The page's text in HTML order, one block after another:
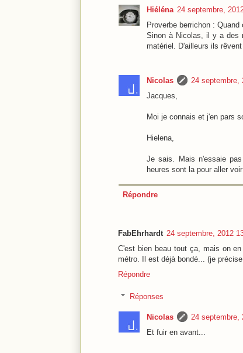
Hiéléna 24 septembre,
Proverbe berrichon :
Sinon à Nicolas, il y a des
matériel. D'ailleurs ils
Nicolas
24 septembre,
Jacques,
Moi je connais et j'en pars
Hielena,
Je sais. Mais n'essaie
heures sont la pour aller
Répondre
FabEhrhardt 24 septembre, 2012
C'est bien beau tout ça, mais on
métro. Il est déjà bondé... (je
Répondre
Réponses
Nicolas
24 septembre,
Et fuir en avant...